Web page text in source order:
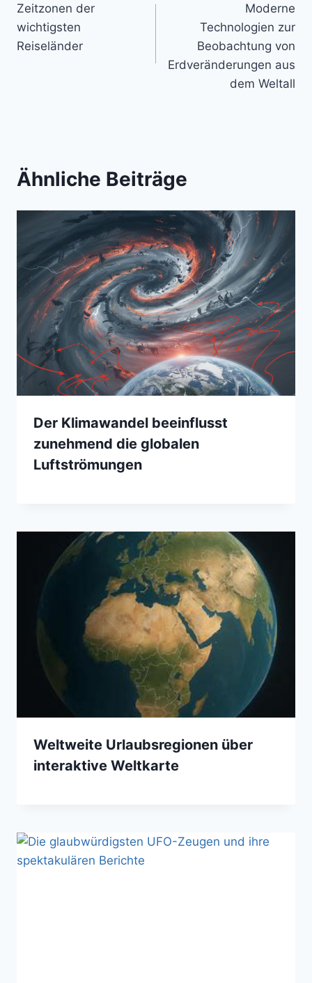
Zeitzonen der
wichtigsten
Reiseländer
Moderne
Technologien zur
Beobachtung von
Erdveränderungen aus
dem Weltall
Ähnliche Beiträge
Der Klimawandel beeinflusst
zunehmend die globalen
Luftströmungen
Weltweite Urlaubsregionen über
interaktive Weltkarte